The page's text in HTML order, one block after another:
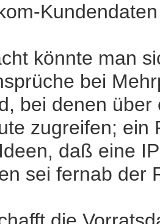
könnte man
bei
bei denen
zugreifen; ein
daß eine
sei fernab der